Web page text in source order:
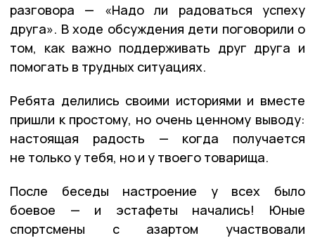
разговора — «Надо ли радоваться успеху
друга». В ходе обсуждения дети поговорили о
том, как важно поддерживать друг друга и
помогать в трудных ситуациях.
Ребята делились своими историями и вместе
пришли к простому, но очень ценному выводу:
настоящая радость — когда получается
не только у тебя, но и у твоего товарища.
После беседы настроение у всех было
боевое — и эстафеты начались! Юные
спортсмены с азартом участвовали